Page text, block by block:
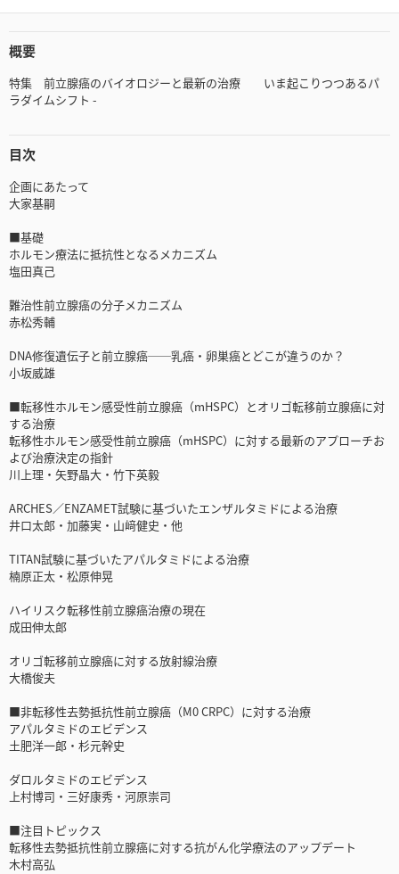
概要
特集 前立腺癌のバイオロジーと最新の治療 いま起こりつつあるパ
ラダイムシフト -
目次
企画にあたって
大家基嗣
■基礎
ホルモン療法に抵抗性となるメカニズム
塩田真己
難治性前立腺癌の分子メカニズム
赤松秀輔
DNA修復遺伝子と前立腺癌──乳癌・卵巣癌とどこが違うのか？
小坂威雄
■転移性ホルモン感受性前立腺癌（mHSPC）とオリゴ転移前立腺癌に対
する治療
転移性ホルモン感受性前立腺癌（mHSPC）に対する最新のアプローチお
よび治療決定の指針
川上理・矢野晶大・竹下英毅
ARCHES／ENZAMET試験に基づいたエンザルタミドによる治療
井口太郎・加藤実・山﨑健史・他
TITAN試験に基づいたアパルタミドによる治療
楠原正太・松原伸晃
ハイリスク転移性前立腺癌治療の現在
成田伸太郎
オリゴ転移前立腺癌に対する放射線治療
大橋俊夫
■非転移性去勢抵抗性前立腺癌（M0 CRPC）に対する治療
アパルタミドのエビデンス
土肥洋一郎・杉元幹史
ダロルタミドのエビデンス
上村博司・三好康秀・河原崇司
■注目トピックス
転移性去勢抵抗性前立腺癌に対する抗がん化学療法のアップデート
木村高弘